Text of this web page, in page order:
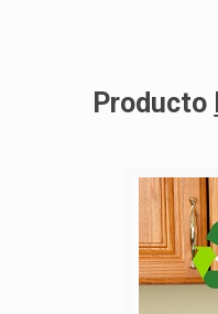
Producto